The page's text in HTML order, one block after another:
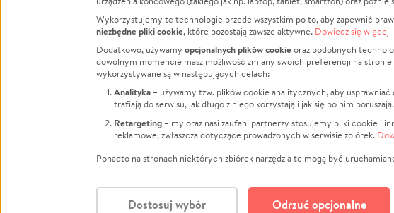
FacebookTwitter Instagram
LinkedInTikTok Youtube
Jak to działa?
Regulamin
Polityka Prywatności
Kontakt
Porównanie serwisów
Polityka plików cookie
Zarządzaj zgodami
Wykorzystujemy te technologie przede wszystkim po to, aby zapewnić
niezbędne pliki cookie, które pozostają zawsze aktywne. Dowiedz się więcej
Dodatkowo, używamy opcjonalnych plików cookieoraz podobnych
dowolnym momencie masz możliwość zmiany swoich preferencji na
wykorzystywane są w następujących celach:
Analityka – używamy tzw. plików cookie analitycznych, aby usprawniać
trafiają do serwisu, jak długo z niego korzystają i jak się po nim
Retargeting – my oraz nasi zaufani partnerzy stosujemy pliki cookie i
reklamowe, zwłaszcza dotyczące prowadzonych w serwisie zbiórek.
Ponadto na stronach niektórych zbiórek narzędzia te mogą być
Dostosuj wybór Odrzuć opcjonalne